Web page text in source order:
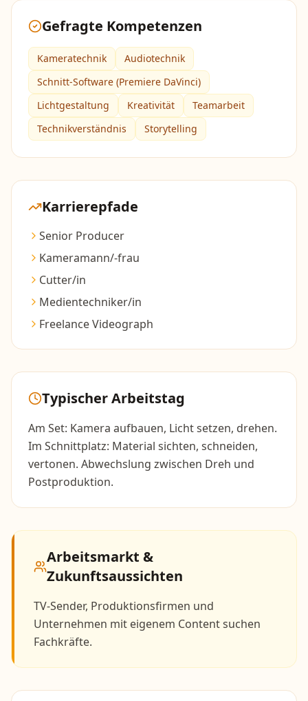
Gefragte Kompetenzen
Kameratechnik
Audiotechnik
Schnitt-Software (Premiere DaVinci)
Lichtgestaltung
Kreativität
Teamarbeit
Technikverständnis
Storytelling
Karrierepfade
Senior Producer
Kameramann/-frau
Cutter/in
Medientechniker/in
Freelance Videograph
Typischer Arbeitstag
Am Set: Kamera aufbauen, Licht setzen, drehen.
Im Schnittplatz: Material sichten, schneiden,
vertonen. Abwechslung zwischen Dreh und
Postproduktion.
Arbeitsmarkt &
Zukunftsaussichten
TV-Sender, Produktionsfirmen und
Unternehmen mit eigenem Content suchen
Fachkräfte.